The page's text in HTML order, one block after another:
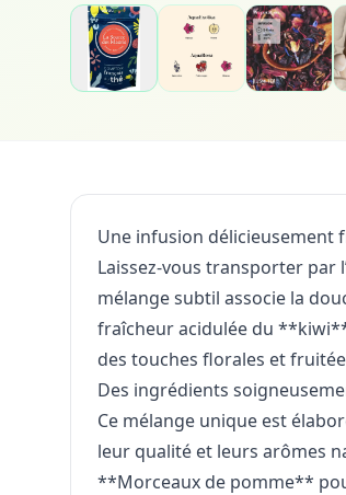
Une infusion délicieusement
Laissez-vous transporter par
mélange subtil associe la
fraîcheur acidulée du
des touches florales et
Des ingrédients
Ce mélange unique est
leur qualité et leurs arômes
**Morceaux de pomme**